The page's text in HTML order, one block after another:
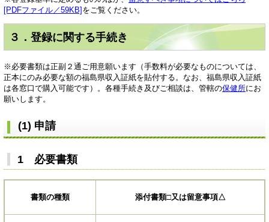
[PDFファイル／59KB] をご覧ください。
３．登録に関する手続き
※必要書類は正副２通ご用意願います（手数料が必要なものについては、
正本にのみ必要な額の福島県収入証紙を貼付する。なお、福島県収入証紙
は各窓口で購入可能です）。各種手続き及びご相談は、管轄の保健所にお
願いします。
(1) 申請
1 必要書類
書類の種類 添付書類□又は留意事項△